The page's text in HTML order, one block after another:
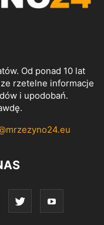
Od ponad 10 lat
rzetelne informacje
i upodobań.